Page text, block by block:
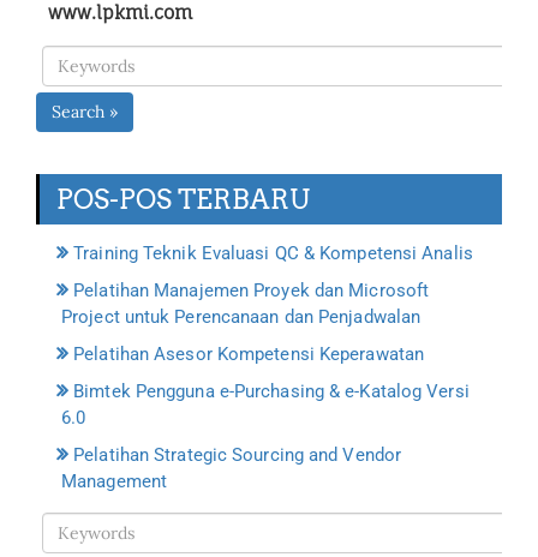
www.lpkmi.com
Search »
POS-POS TERBARU
Training Teknik Evaluasi QC & Kompetensi Analis
Pelatihan Manajemen Proyek dan Microsoft
Project untuk Perencanaan dan Penjadwalan
Pelatihan Asesor Kompetensi Keperawatan
Bimtek Pengguna e-Purchasing & e-Katalog Versi
6.0
Pelatihan Strategic Sourcing and Vendor
Management